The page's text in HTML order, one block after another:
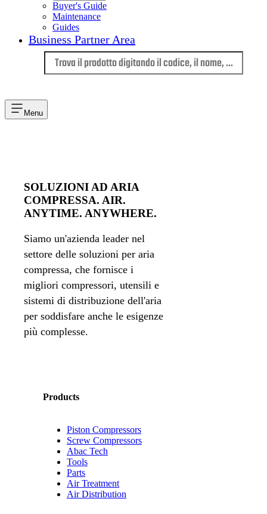
Buyer's Guide
Maintenance
Guides
Business Partner Area
Menu
SOLUZIONI AD ARIA
COMPRESSA. AIR.
ANYTIME. ANYWHERE.
Siamo un'azienda leader nel
settore delle soluzioni per aria
compressa, che fornisce i
migliori compressori, utensili e
sistemi di distribuzione dell'aria
per soddisfare anche le esigenze
più complesse.
Products
Piston Compressors
Screw Compressors
Abac Tech
Tools
Parts
Air Treatment
Air Distribution